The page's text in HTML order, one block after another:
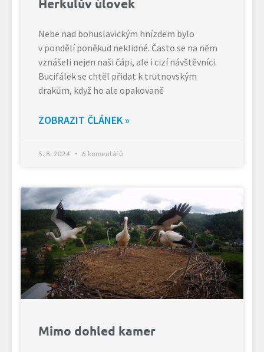
Herkulův úlovek
Nebe nad bohuslavickým hnízdem bylo
v pondělí poněkud neklidné. Často se na něm
vznášeli nejen naši čápi, ale i cizí návštěvníci.
Bucifálek se chtěl přidat k trutnovským
drakům, když ho ale opakovaně
ZOBRAZIT ČLÁNEK »
5. 8. 2024 6 komentářů
Mimo dohled kamer